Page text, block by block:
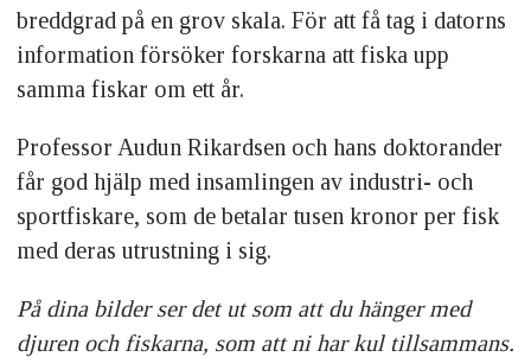
breddgrad på en grov skala. För att få tag i datorns
information försöker forskarna att fiska upp
samma fiskar om ett år.
Professor Audun Rikardsen och hans doktorander
får god hjälp med insamlingen av industri- och
sportfiskare, som de betalar tusen kronor per fisk
med deras utrustning i sig.
På dina bilder ser det ut som att du hänger med
djuren och fiskarna, som att ni har kul tillsammans.